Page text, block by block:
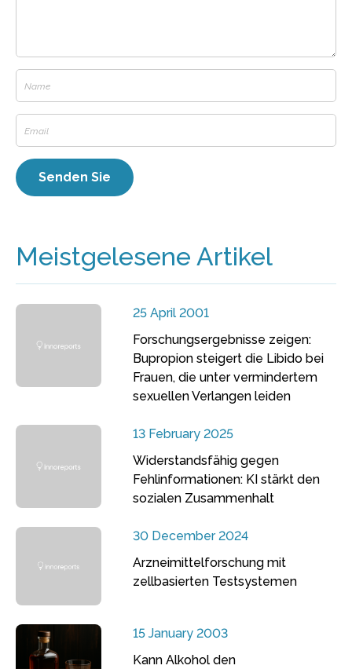
Meistgelesene Artikel
25 April 2001
Forschungsergebnisse zeigen:
Bupropion steigert die Libido bei
Frauen, die unter vermindertem
sexuellen Verlangen leiden
13 February 2025
Widerstandsfähig gegen
Fehlinformationen: KI stärkt den
sozialen Zusammenhalt
30 December 2024
Arzneimittelforschung mit
zellbasierten Testsystemen
15 January 2003
Kann Alkohol den